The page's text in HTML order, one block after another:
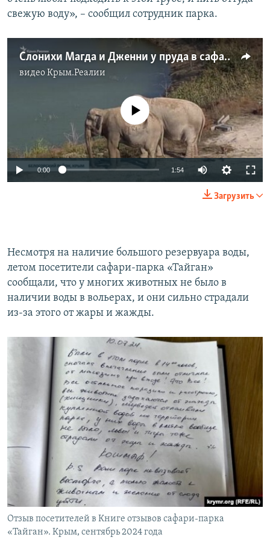
свежую воду», – сообщил сотрудник парка.
Слонихи Магда и Дженни у пруда в сафари-парке «Тайган»
видеоКрым.Реалии
720p 1080p
No media source currently available
0:00 1:54
240p
720p
1080p
Загрузить
Несмотря на наличие большого резервуара воды,
летом посетители сафари-парка «Тайган»
сообщали, что у многих животных не было в
наличии воды в вольерах, и они сильно страдали
из-за этого от жары и жажды.
Отзыв посетителей в Книге отзывов сафари-парка
«Тайган». Крым, сентябрь 2024 года